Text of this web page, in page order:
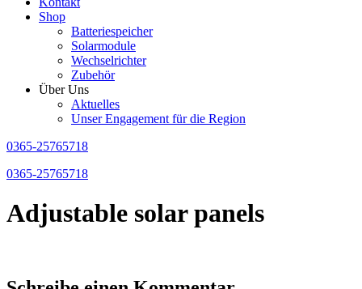
Shop
Batteriespeicher
Solarmodule
Wechselrichter
Zubehör
Über Uns
Aktuelles
Unser Engagement für die Region
0365-25765718
0365-25765718
Adjustable solar panels